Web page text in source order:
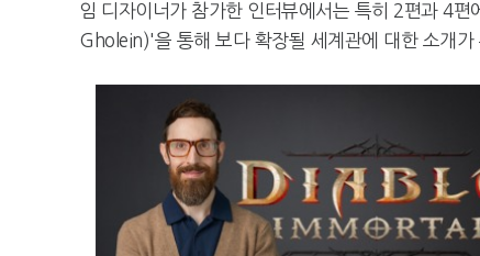
임 디자이너가 참가한 인터뷰에서는 특히 2편과 4
Gholein)'을 통해 보다 확장될 세계관에 대한 소개가